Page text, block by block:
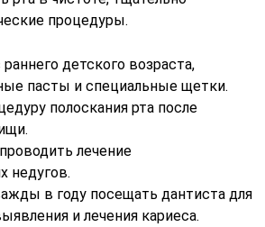
процедуры.
детского возраста,
пасты и специальные щетки.
полоскания рта после
лечение
недугов.
в году посещать дантиста для
и лечения кариеса.